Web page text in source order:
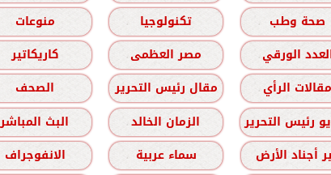
صحة وطب تكنولوجيا
منوعات
الورقي مصر العظمى
كاريكاتير
مقالات الرأي مقال رئيس التحرير
الصحف
رئيس التحرير الزمان الخالد
البث المباشر
أجناد الأرض سماء عربية الانفوجراف